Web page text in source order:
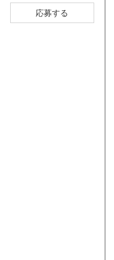
応募する